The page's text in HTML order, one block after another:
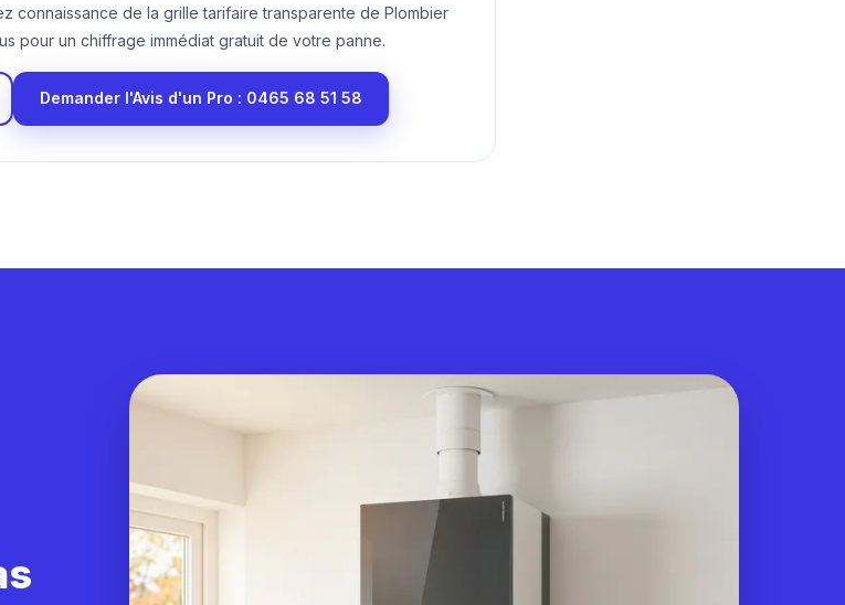
connaissance de la grille tarifaire transparente de Plombier
pour un chiffrage immédiat gratuit de votre panne.
Demander l'Avis d'un Pro : 0465 68 51 58